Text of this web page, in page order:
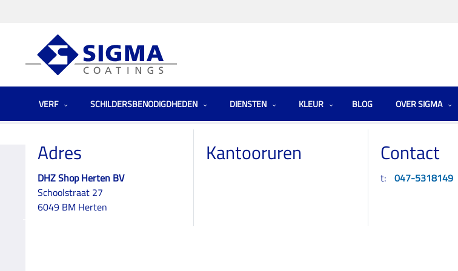
VERF SCHILDERSBENODIGDHEDEN DIENSTEN KLEUR BLOG OVER SIGMA
DHZ Shop Herten
Adres
DHZ Shop Herten BV
Schoolstraat 27
6049 BM Herten
Kantooruren Contact
t: 047-5318149